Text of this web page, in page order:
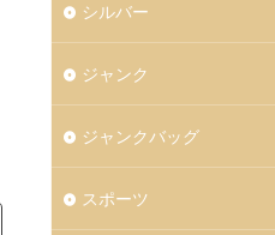
シルバー
ジャンク
ジャンクバッグ
スポーツ